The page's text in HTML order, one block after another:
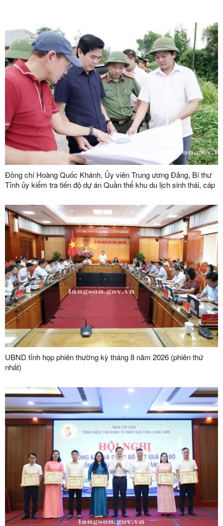
Đồng chí Hoàng Quốc Khánh, Ủy viên Trung ương Đảng, Bí thư
Tỉnh ủy kiểm tra tiến độ dự án Quần thể khu du lịch sinh thái, cáp
UBND tỉnh họp phiên thường kỳ tháng 8 năm 2026 (phiên thứ
nhất)